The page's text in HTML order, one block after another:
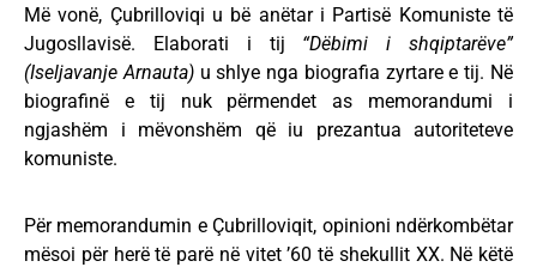
Më vonë, Çubrilloviqi u bë anëtar i Partisë Komuniste të
Jugosllavisë. Elaborati i tij “Dëbimi i shqiptarëve”
(Iseljavanje Arnauta)u shlye nga biografia zyrtare e tij. Në
biografinë e tij nuk përmendet as memorandumi i
ngjashëm i mëvonshëm që iu prezantua autoriteteve
komuniste.
Për memorandumin e Çubrilloviqit, opinioni ndërkombëtar
mësoi për herë të parë në vitet ’60 të shekullit XX. Në këtë